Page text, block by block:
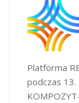
Platforma
podczas